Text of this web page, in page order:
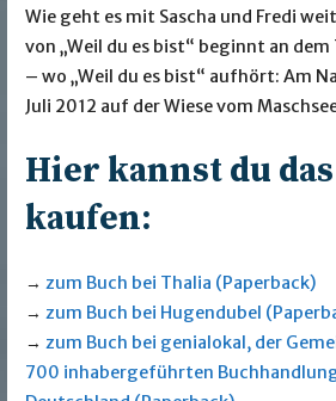
Wie geht es mit Sascha und Fredi
von „Weil du es bist“ beginnt an dem
– wo „Weil du es bist“ aufhört: Am
Juli 2012 auf der Wiese vom
Hier kannst du
kaufen:
→ zum Buch bei Thalia (Paperback)
→ zum Buch bei Hugendubel
→ zum Buch bei genialokal, der
700 inhabergeführten